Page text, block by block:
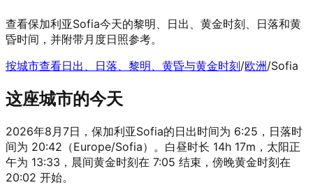
查看保加利亚Sofia今天的黎明、日出、黄金时刻、日落和黄
昏时间，并附带月度日照参考。
按城市查看日出、日落、黎明、黄昏与黄金时刻/欧洲/Sofia
这座城市的今天
2026年8月7日，保加利亚Sofia的日出时间为 6:25，日落时
间为 20:42（Europe/Sofia）。白昼时长 14h 17m，太阳正
午为 13:33，晨间黄金时刻在 7:05 结束，傍晚黄金时刻在
20:02 开始。